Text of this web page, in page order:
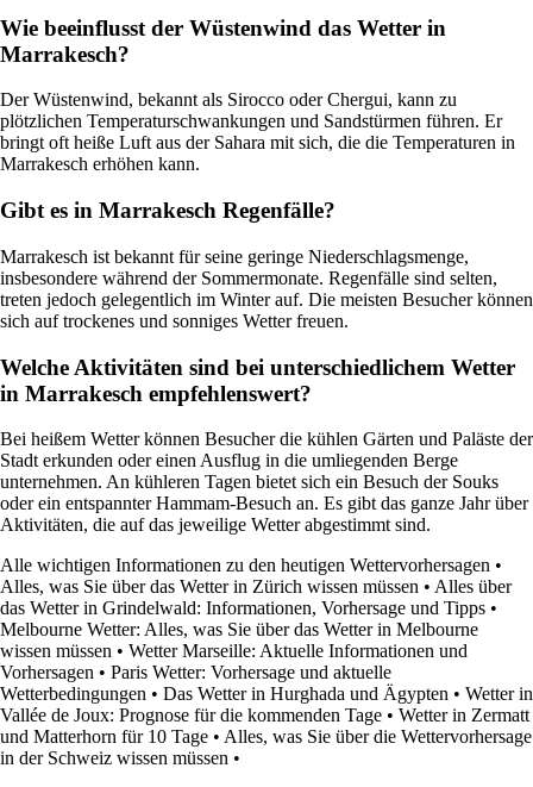
Wie beeinflusst der Wüstenwind das Wetter in
Marrakesch?
Der Wüstenwind, bekannt als Sirocco oder Chergui, kann zu
plötzlichen Temperaturschwankungen und Sandstürmen führen. Er
bringt oft heiße Luft aus der Sahara mit sich, die die Temperaturen in
Marrakesch erhöhen kann.
Gibt es in Marrakesch Regenfälle?
Marrakesch ist bekannt für seine geringe Niederschlagsmenge,
insbesondere während der Sommermonate. Regenfälle sind selten,
treten jedoch gelegentlich im Winter auf. Die meisten Besucher können
sich auf trockenes und sonniges Wetter freuen.
Welche Aktivitäten sind bei unterschiedlichem Wetter
in Marrakesch empfehlenswert?
Bei heißem Wetter können Besucher die kühlen Gärten und Paläste der
Stadt erkunden oder einen Ausflug in die umliegenden Berge
unternehmen. An kühleren Tagen bietet sich ein Besuch der Souks
oder ein entspannter Hammam-Besuch an. Es gibt das ganze Jahr über
Aktivitäten, die auf das jeweilige Wetter abgestimmt sind.
Alle wichtigen Informationen zu den heutigen Wettervorhersagen •
Alles, was Sie über das Wetter in Zürich wissen müssen • Alles über
das Wetter in Grindelwald: Informationen, Vorhersage und Tipps •
Melbourne Wetter: Alles, was Sie über das Wetter in Melbourne
wissen müssen • Wetter Marseille: Aktuelle Informationen und
Vorhersagen • Paris Wetter: Vorhersage und aktuelle
Wetterbedingungen • Das Wetter in Hurghada und Ägypten • Wetter in
Vallée de Joux: Prognose für die kommenden Tage • Wetter in Zermatt
und Matterhorn für 10 Tage • Alles, was Sie über die Wettervorhersage
in der Schweiz wissen müssen •